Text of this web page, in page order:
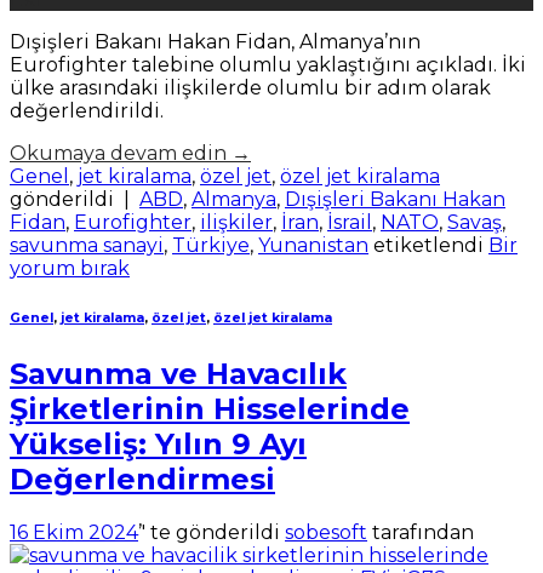
Dışişleri Bakanı Hakan Fidan, Almanya’nın
Eurofighter talebine olumlu yaklaştığını açıkladı. İki
ülke arasındaki ilişkilerde olumlu bir adım olarak
değerlendirildi.
Okumaya devam edin →
Genel , jet kiralama, özel jet, özel jet kiralama
gönderildi
ABD, Almanya, Dışişleri Bakanı Hakan
Fidan, Eurofighter, ilişkiler, İran, İsrail , NATO, Savaş,
savunma sanayi, Türkiye, Yunanistan etiketlendi Bir
yorum bırak
Genel , jet kiralama, özel jet, özel jet kiralama
Savunma ve Havacılık
Şirketlerinin Hisselerinde
Yükseliş: Yılın 9 Ayı
Değerlendirmesi
16 Ekim 2024’' te gönderildi sobesoft tarafından